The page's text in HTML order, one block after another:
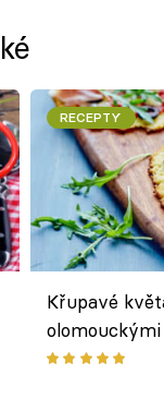
RECEPTY
Křupavé
bezlepkový